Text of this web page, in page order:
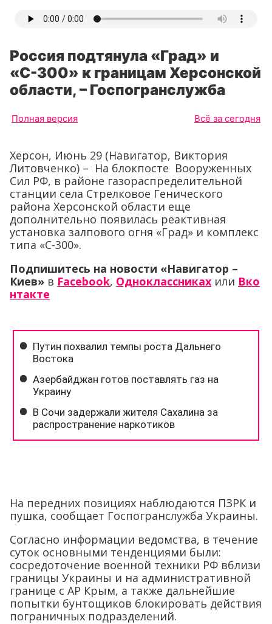
Россия подтянула «Град» и
«С-300» к границам Херсонской
области, – Госпогранслужба
Полная версия Всё за сегодня
Херсон, Июнь 29 (Навигатор, Виктория
Литовченко) – На блокпосте Вооруженных
Сил РФ, в районе газораспределительной
станции села Стрелковое Генического
района Херсонской области еще
дополнительно появилась реактивная
установка залпового огня «Град» и комплекс
типа «С-300».
Подпишитесь на новости «Навигатор –
Киев» в Facebook, Одноклассниках или Вко
нтакте
На передних позициях наблюдаются ПЗРК и
пушка, сообщает Госпогранслужба Украины.
Согласно информации ведомства, в течение
суток основными тенденциями были:
сосредоточение военной техники РФ вблизи
границы Украины и на административной
границе с АР Крым, а также дальнейшие
попытки бунтощиков блокировать действия
пограничных подразделений.